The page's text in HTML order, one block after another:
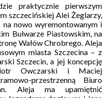
praktycznie pierwszym
szczecińskiej Alei Żeglarzy,
nowo wyremontowanym i
Bulwarze Piastowskim, na
Wałów Chrobrego. Aleja
miasta Szczecina – z
Szczecin, a jej koncepcję
Owczarski i Maciej
przestrzenną Biuro
Aleja ma upamiętnić